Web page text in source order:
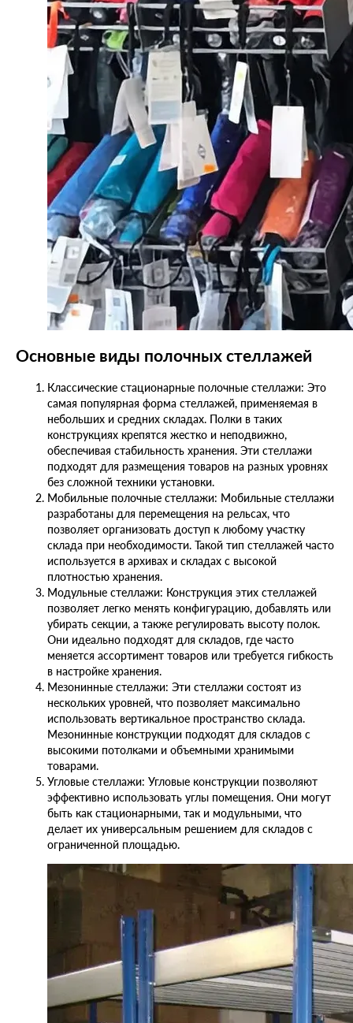
Основные виды полочных стеллажей
Классические стационарные полочные стеллажи: Это
самая популярная форма стеллажей, применяемая в
небольших и средних складах. Полки в таких
конструкциях крепятся жестко и неподвижно,
обеспечивая стабильность хранения. Эти стеллажи
подходят для размещения товаров на разных уровнях
без сложной техники установки.
Мобильные полочные стеллажи: Мобильные стеллажи
разработаны для перемещения на рельсах, что
позволяет организовать доступ к любому участку
склада при необходимости. Такой тип стеллажей часто
используется в архивах и складах с высокой
плотностью хранения.
Модульные стеллажи: Конструкция этих стеллажей
позволяет легко менять конфигурацию, добавлять или
убирать секции, а также регулировать высоту полок.
Они идеально подходят для складов, где часто
меняется ассортимент товаров или требуется гибкость
в настройке хранения.
Мезонинные стеллажи: Эти стеллажи состоят из
нескольких уровней, что позволяет максимально
использовать вертикальное пространство склада.
Мезонинные конструкции подходят для складов с
высокими потолками и объемными хранимыми
товарами.
Угловые стеллажи: Угловые конструкции позволяют
эффективно использовать углы помещения. Они могут
быть как стационарными, так и модульными, что
делает их универсальным решением для складов с
ограниченной площадью.